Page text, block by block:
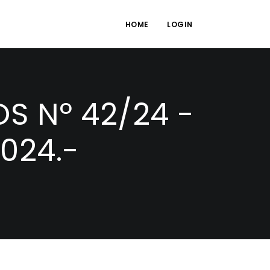
HOME LOGIN
Nº 42/24 -